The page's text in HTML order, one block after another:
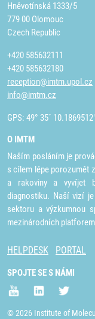
Hněvotínská 1333/5
779 00 Olomouc
Czech Republic
+420 585632111
+420 585632180
reception@imtm.upol.cz
info@imtm.cz
GPS: 49° 35´
O IMTM
Naším posláním je
s cílem lépe porozumět
a rakoviny a vyvíjet
diagnostiku. Naší vizí
sektoru a výzkumnou
mezinárodních
HELPDESK PORTAL
SPOJTE SE S NÁMI
© 2026 Institute of